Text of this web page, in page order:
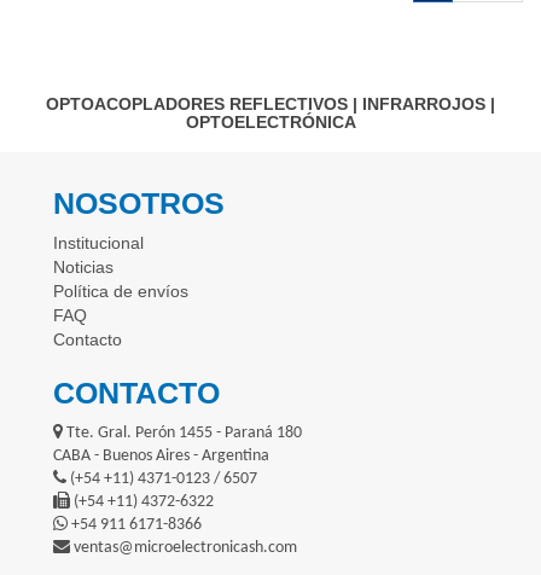
OPTOACOPLADORES REFLECTIVOS | INFRARROJOS |
OPTOELECTRÓNICA
NOSOTROS
Institucional
Noticias
Política de envíos
FAQ
Contacto
CONTACTO
Tte. Gral. Perón 1455 - Paraná 180
CABA - Buenos Aires - Argentina
(+54 +11) 4371-0123 / 6507
(+54 +11) 4372-6322
+54 911 6171-8366
ventas@microelectronicash.com